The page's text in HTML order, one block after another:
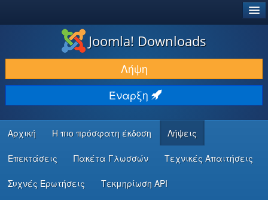
ΛΉΨΕΙΣ & ΕΠΕΚΤΆΣΕΙΣ
ΕΎΡΕΣΗ & ΜΆΘΗΣΗ
ΚΟΙΝΌΤΗΤΑ & ΥΠΟΣΤΉΡΙΞΗ
ΠΌΡΟΙ ΠΡΟΓΡΑΜΜΑΤΙΣΤΏΝ
Joomla! Downloads
Λήψη
Έναρξη
Αρχική Η πιο πρόσφατη έκδοση Λήψεις
Επεκτάσεις Πακέτα Γλωσσών Τεχνικές Απαιτήσεις
Συχνές Ερωτήσεις Τεκμηρίωση API